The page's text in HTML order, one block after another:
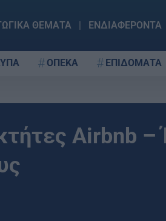
ΘΕΜΑΤΑ ΕΝΔΙΑΦΕΡΟΝΤΑ
ΟΠΕΚΑ ΕΠΙΔΟΜΑΤΑ
Airbnb –